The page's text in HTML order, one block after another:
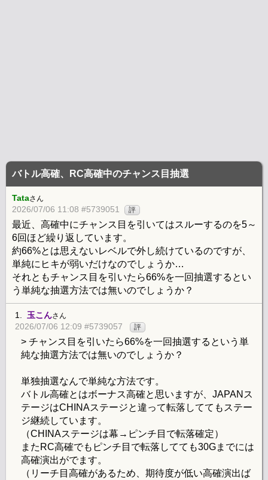
バトル高確、RC高確中のチャンス目抽選
Tataさん
2026/07/06 11:08 #5739051 評
最近、高確中にチャンス目を引いてはスルーするのを5～
6回ほど繰り返しています。
約66%とは思えないレベルで外し続けているのですが、
単純にヒキが弱いだけなのでしょうか…
それともチャンス目を引いたら66%を一回抽選するとい
う単純な抽選方法では無いのでしょうか？
1. 玉こんさん
2026/07/06 12:09 #5739057 評
> チャンス目を引いたら66%を一回抽選するという単
純な抽選方法では無いのでしょうか？
単独抽選なんで単純な方法です。
バトル高確とはボーナス高確と思いますが、JAPANス
テージはCHINAステージと違って転落しててもステー
ジ継続しています。
（CHINAステージは幕→ピンチ目で転落確定）
またRC高確でもピンチ目で転落してても30Gまでには
高確演出がでます。
（リーチ目高確があるため、期待度が低い高確演出ば